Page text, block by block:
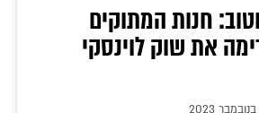
חנות המתוקים
את שוק לוינסקי